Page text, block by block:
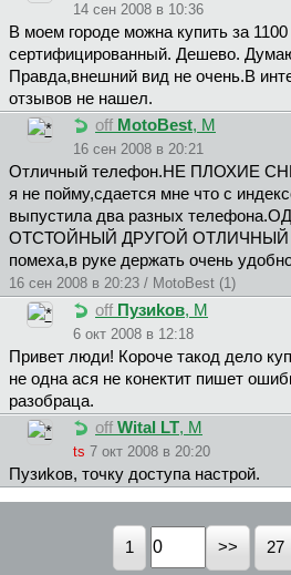
14 сен 2008 в 10:36
В моем городе можна купить за 1100
сертифицированный. Дешево.
Правда,внешний вид не очень.В
отзывов не нашел.
off MotoBest, М
16 сен 2008 в 20:21
Отличный телефон.НЕ ПЛОХИЕ
я не пойму,сдается мне что с
выпустила два разных
ОТСТОЙНЫЙ ДРУГОЙ ОТЛИЧНЫЙ
помеха,в руке держать очень
16 сен 2008 в 20:23 / MotoBest (1)
off Пyзиkoв, М
6 окт 2008 в 12:18
Привет люди! Короче такод дело
не одна ася не конектит пишет
разобраца.
off Wital LT, М
ts 7 окт 2008 в 20:20
Пyзиkoв, точку доступа настрой.
1 27